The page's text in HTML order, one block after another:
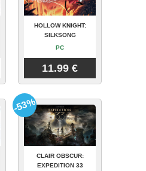
HOLLOW KNIGHT:
SILKSONG
PC
11.99 €
CLAIR OBSCUR:
EXPEDITION 33
-53%